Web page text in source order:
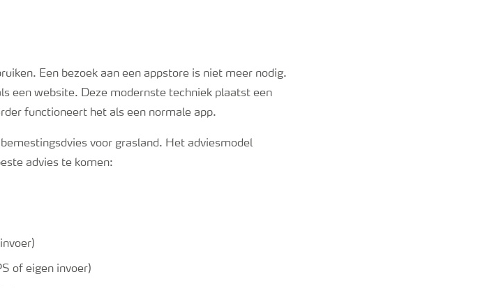
Een bezoek aan een appstore is niet meer nodig.
een website. Deze modernste techniek plaatst een
functioneert het als een normale app.
voor grasland. Het adviesmodel
advies te komen:
of eigen invoer)